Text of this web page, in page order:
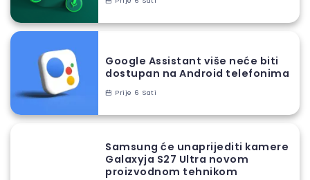
Google Assistant više neće biti
dostupan na Android telefonima
Prije 6 Sati
Samsung će unaprijediti kamere
Galaxyja S27 Ultra novom
proizvodnom tehnikom